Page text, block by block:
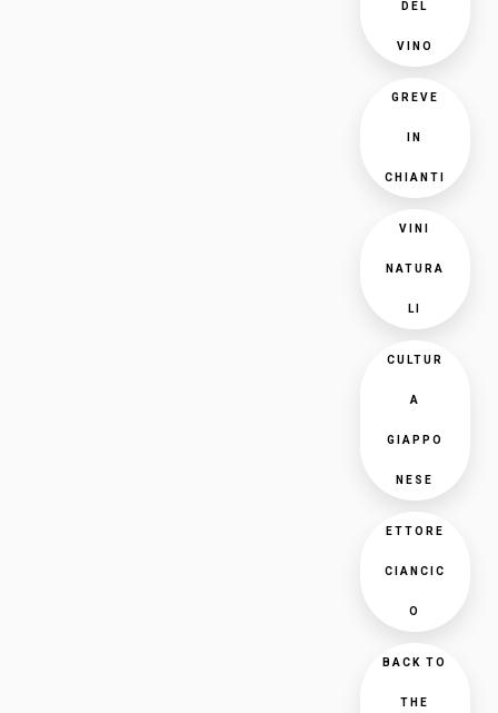
DEL
VINO
GREVE
IN
CHIANTI
VINI
NATURA
LI
CULTUR
A
GIAPPO
NESE
ETTORE
CIANCIC
O
BACK TO
THE